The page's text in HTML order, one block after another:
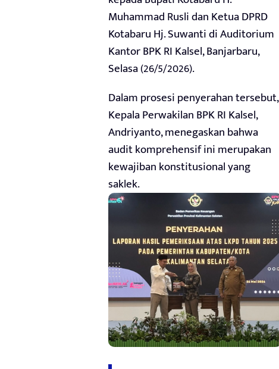
Muhammad Rusli dan Ketua DPRD
Kotabaru Hj. Suwanti di Auditorium
Kantor BPK RI Kalsel, Banjarbaru,
Selasa (26/5/2026).
Dalam prosesi penyerahan tersebut,
Kepala Perwakilan BPK RI Kalsel,
Andriyanto, menegaskan bahwa
audit komprehensif ini merupakan
kewajiban konstitusional yang
saklek.